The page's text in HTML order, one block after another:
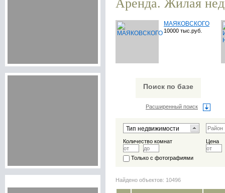
Аренда. Жилая
МАЯКОВСКОГО
10000 тыс.руб.
Поиск по базе
Расширенный поиск
Количество комнат Цена
Только с фотографиями
Найдено объектов: 10496